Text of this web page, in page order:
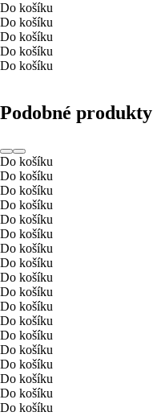
Do košíku
Do košíku
Do košíku
Do košíku
Do košíku
Podobné produkty
Do košíku
Do košíku
Do košíku
Do košíku
Do košíku
Do košíku
Do košíku
Do košíku
Do košíku
Do košíku
Do košíku
Do košíku
Do košíku
Do košíku
Do košíku
Do košíku
Do košíku
Do košíku